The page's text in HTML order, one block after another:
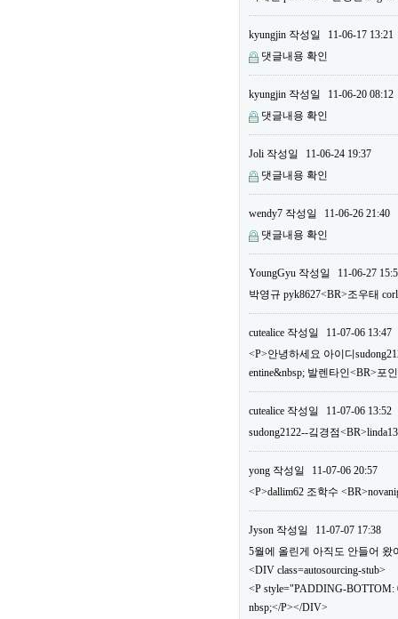
kyungjin 작성일
11-06-17 13:21
댓글내용 확인
kyungjin 작성일
11-06-20 08:12
댓글내용 확인
Joli 작성일
11-06-24 19:37
댓글내용 확인
wendy7 작성일
11-06-26 21:40
댓글내용 확인
YoungGyu 작성일
11-06-27
박영규 pyk8627<BR>조우태
cutealice 작성일
11-07-06 13:47
<P>안녕하세요 아이디
entine&nbsp; 발렌타인<BR>포
cutealice 작성일
11-07-06 13:52
sudong2122--깈경점
yong 작성일
11-07-06 20:57
<P>dallim62 조학수
Jyson 작성일
11-07-07 17:38
5월에 올린게 아직도 안들어 왔
<DIV class=autosourcing-stub>
<P style="PADDING-
nbsp;</P></DIV>